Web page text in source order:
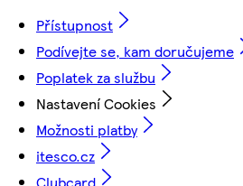
Přístupnost
Podívejte se, kam doručujeme
Poplatek za službu
Nastavení Cookies
Možnosti platby
itesco.cz
Clubcard